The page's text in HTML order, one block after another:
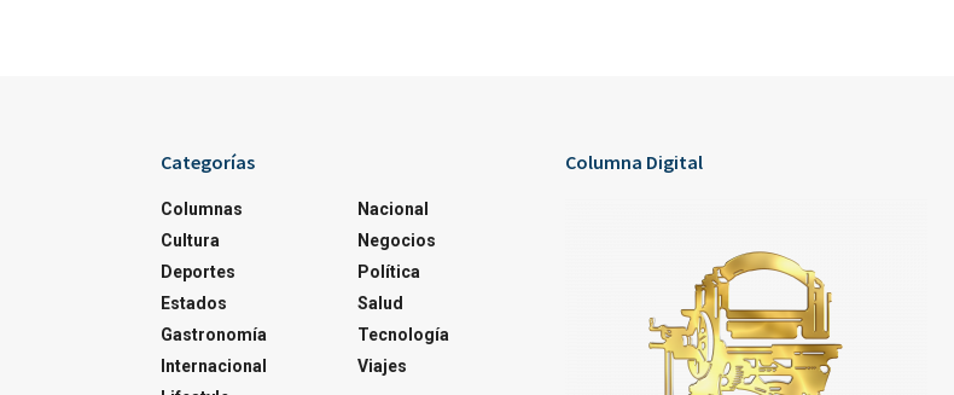
Categorías
Columnas
Cultura
Deportes
Estados
Gastronomía
Internacional
Nacional
Negocios
Política
Salud
Tecnología
Viajes
Columna Digital